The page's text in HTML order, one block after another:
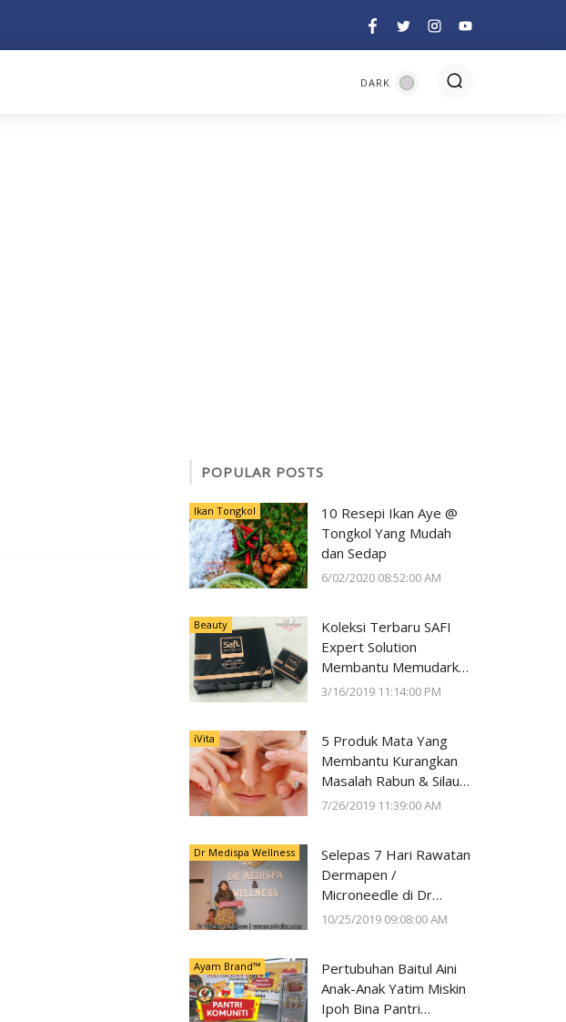
POPULAR POSTS
Ikan Tongkol
10 Resepi Ikan Aye @
Tongkol Yang Mudah
dan Sedap
6/02/2020 08:52:00 AM
Beauty
Koleksi Terbaru SAFI
Expert Solution
Membantu Memudarkan
Jeragat dalam 2 Minggu
3/16/2019 11:14:00 PM
iVita
5 Produk Mata Yang
Membantu Kurangkan
Masalah Rabun & Silau
Serta Memelihara
7/26/2019 11:39:00 AM
Dr Medispa Wellness
Selepas 7 Hari Rawatan
Dermapen /
Microneedle di Dr
Medispa Wellness
10/25/2019 09:08:00 AM
Ayam Brand™
Pertubuhan Baitul Aini
Anak-Anak Yatim Miskin
Ipoh Bina Pantri